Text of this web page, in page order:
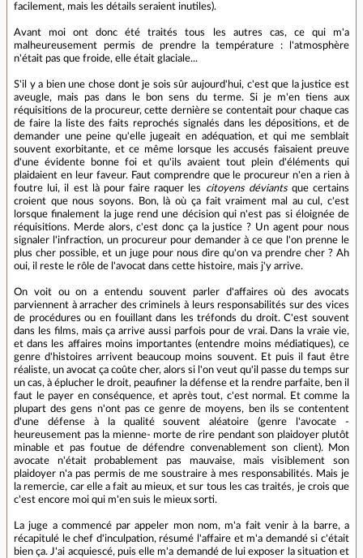
facilement, mais les détails seraient inutiles).
Avant moi ont donc été traités tous les autres cas, ce qui m'a
malheureusement permis de prendre la température : l'atmosphère
n'était pas que froide, elle était glaciale...
S'il y a bien une chose dont je sois sûr aujourd'hui, c'est que la justice est
aveugle, mais pas dans le bon sens du terme. Si je m'en tiens aux
réquisitions de la procureur, cette dernière se contentait pour chaque cas
de faire la liste des faits reprochés signalés dans les dépositions, et de
demander une peine qu'elle jugeait en adéquation, et qui me semblait
souvent exorbitante, et ce même lorsque les accusés faisaient preuve
d'une évidente bonne foi et qu'ils avaient tout plein d'éléments qui
plaidaient en leur faveur. Faut comprendre que le procureur n'en a rien à
foutre lui, il est là pour faire raquer les
citoyens déviantsque certains
croient que nous soyons. Bon, là où ça fait vraiment mal au cul, c'est
lorsque finalement la juge rend une décision qui n'est pas si éloignée de
réquisitions. Merde alors, c'est donc ça la justice ? Un agent pour nous
signaler l'infraction, un procureur pour demander à ce que l'on prenne le
plus cher possible, et un juge pour nous dire qu'on va prendre cher ? Ah
oui, il reste le rôle de l'avocat dans cette histoire, mais j'y arrive.
On voit ou on a entendu souvent parler d'affaires où des avocats
parviennent à arracher des criminels à leurs responsabilités sur des vices
de procédures ou en fouillant dans les tréfonds du droit. C'est souvent
dans les films, mais ça arrive aussi parfois pour de vrai. Dans la vraie vie,
et dans les affaires moins importantes (entendre moins médiatiques), ce
genre d'histoires arrivent beaucoup moins souvent. Et puis il faut être
réaliste, un avocat ça coûte cher, alors si l'on veut qu'il passe du temps sur
un cas, à éplucher le droit, peaufiner la défense et la rendre parfaite, ben il
faut le payer en conséquence, et après tout, c'est normal. Et comme la
plupart des gens n'ont pas ce genre de moyens, ben ils se contentent
d'une défense à la qualité souvent aléatoire (genre l'avocate -
heureusement pas la mienne- morte de rire pendant son plaidoyer plutôt
minable et pas foutue de défendre convenablement son client). Mon
avocate n'était probablement pas mauvaise, mais visiblement son
plaidoyer n'a pas permis de me soustraire à mes responsabilités. Mais je
la remercie, car elle a fait au mieux, et sur tous les cas traités, je crois que
c'est encore moi qui m'en suis le mieux sorti.
La juge a commencé par appeler mon nom, m'a fait venir à la barre, a
récapitulé le chef d'inculpation, résumé l'affaire et m'a demandé si c'était
bien ça. J'ai acquiescé, puis elle m'a demandé de lui exposer la situation et